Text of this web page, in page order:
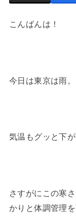
こんばんは！
今日は東京は雨。
気温もグッと下
さすがにこの寒
かりと体調管理